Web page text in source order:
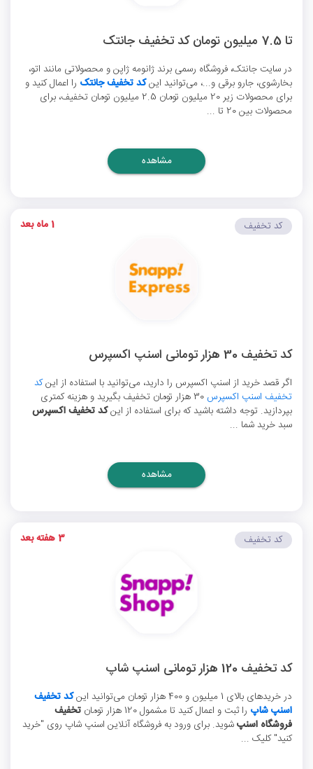
تا 7.5 میلیون تومان کد تخفیف جانتک
در سایت جانتک، فروشگاه رسمی برند ژانومه ژاپن و محصولاتی مانند اتو،
بخارشوی، جارو برقی و...، می‌توانید اینکد تخفیف جانتک را اعمال کنید و
برای محصولات زیر 20 میلیون تومان 2.5 میلیون تومان تخفیف، برای
محصولات بین 20 تا ...
مشاهده
کد تخفیف 30 هزار تومانی اسنپ اکسپرس
اگر قصد خرید از اسنپ اکسپرس را دارید، می‌توانید با استفاده از اینکد
تخفیف اسنپ اکسپرس
30 هزار تومان تخفیف بگیرید و هزینه کمتری
بپردازید. توجه داشته باشید که برای استفاده از اینکد تخفیف اکسپرس
سبد خرید شما ...
کد تخفیف 1 ماه بعد
مشاهده
کد تخفیف 120 هزار تومانی اسنپ شاپ
در خریدهای بالای 1 میلیون و 400 هزار تومان می‌توانید این
کد تخفیف
اسنپ شاپ را ثبت و اعمال کنید تا مشمول 120 هزار تومان
تخفیف
فروشگاه اسنپشوید. برای ورود به فروشگاه آنلاین اسنپ شاپ روی "خرید
کنید" کلیک ...
کد تخفیف 3 هفته بعد